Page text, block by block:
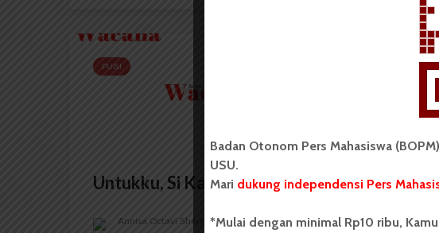
PUISI
Untukku, Si Kau
Annisa Octavi Sheren
10 Juli 2018
Badan Otonom Pers Mahasiswa
USU.
Mari dukung independensi Pers
*Mulai dengan minimal Rp10 ribu,